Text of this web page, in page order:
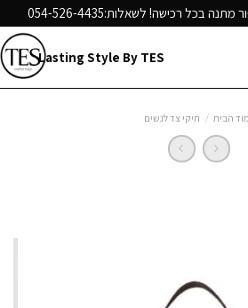
054-526-4435
Lasting Style By TES
הבית / תיקי צד לנשים